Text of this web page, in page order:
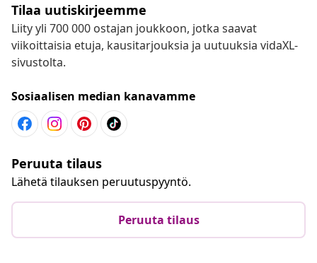
Tilaa uutiskirjeemme
Liity yli 700 000 ostajan joukkoon, jotka saavat
viikoittaisia etuja, kausitarjouksia ja uutuuksia vidaXL-
sivustolta.
Sosiaalisen median kanavamme
Peruuta tilaus
Lähetä tilauksen peruutuspyyntö.
Peruuta tilaus